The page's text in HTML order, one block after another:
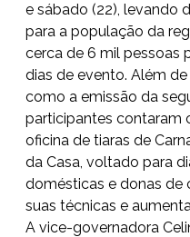
e sábado (22), levando
para a população da
cerca de 6 mil pessoas
dias de evento. Além
como a emissão da
participantes contaram
oficina de tiaras de
da Casa, voltado para
domésticas e donas de
suas técnicas e
A vice-governadora